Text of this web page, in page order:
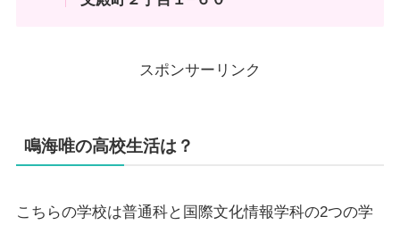
スポンサーリンク
鳴海唯の高校生活は？
こちらの学校は普通科と国際文化情報学科の2つの学